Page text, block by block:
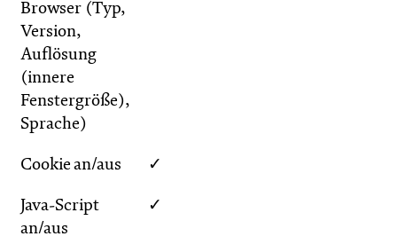
Browser (Typ,
Version,
Auflösung
(innere
Fenstergröße),
Sprache)
Cookie an/aus ✓
Java-Script
an/aus
✓